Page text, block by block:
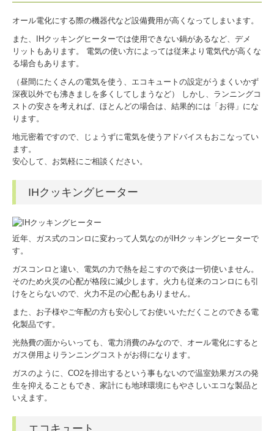
オール電化にする際の機器代など設備費用が高くなってしまいます。
また、IHクッキングヒーターでは使用できない鍋があるなど、デメ
リットもあります。 電気の使い方によっては従来より電気代が高くな
る場合もあります。
（昼間にたくさんの電気を使う、エコキュートの設定がうまくいかず
深夜以外でも沸きましを多くしてしまうなど） しかし、ランニングコ
ストの安さを考えれば、ほとんどの場合は、結果的には「お得」にな
ります。
地元密着ですので、じょうずに電気を使うアドバイスもおこなってい
ます。
安心して、お気軽にご相談ください。
IHクッキングヒーター
近年、ガス式のコンロに変わって人気なのがIHクッキングヒーターで
す。
ガスコンロと違い、電気の力で熱を起こすので炎は一切使いません。
そのため火災の心配が格段に減少します。火力も従来のコンロにも引
けをとらないので、火力不足の心配もありません。
また、お子様やご年配の方も安心してお使いいただくことのできる電
化製品です。
光熱費の面からいっても、電力消費のみなので、オール電化にすると
ガス併用よりランニングコストがお得になります。
ガスのように、CO2を排出するという事もないので温室効果ガスの発
生を抑えることもでき、家計にも地球環境にもやさしいエコな製品と
いえます。